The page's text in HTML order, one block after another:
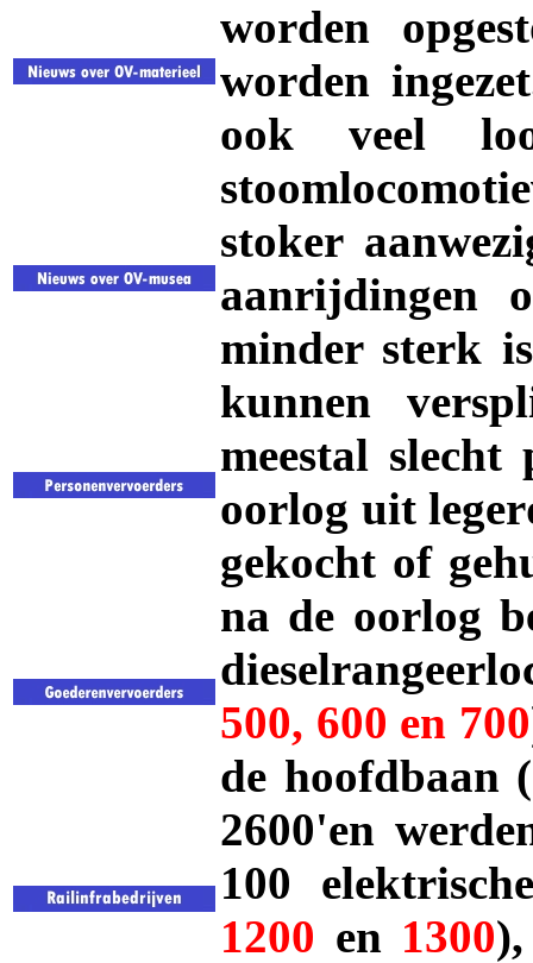
worden
worden
ook veel
stoker
aanrijdingen
minder sterk
kunnen
meestal slecht
oorlog uit
gekocht of
na de oorlog
500, 600 en 700
de hoofdbaan
2600'en
100
1200 en 1300